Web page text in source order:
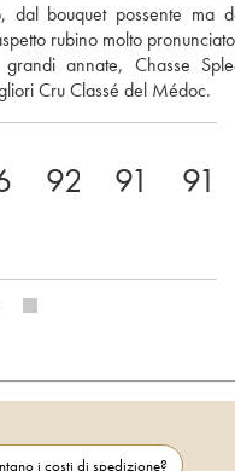
dal bouquet possente ma
rubino molto
annate, Chasse
Cru Classé del Médoc.
92 91 91
i costi di spedizione?